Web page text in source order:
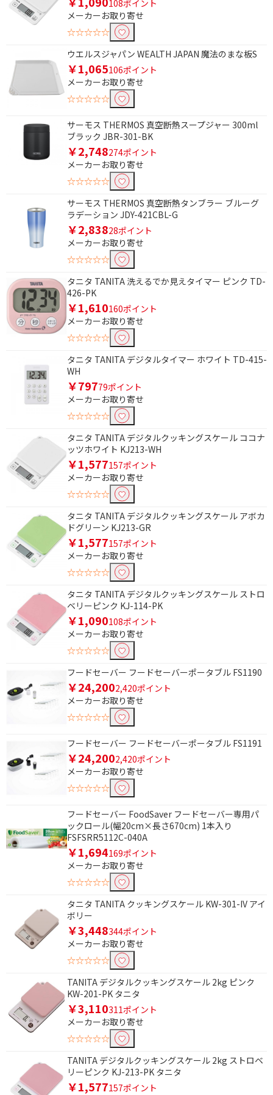
108ポイント
メーカーお取り寄せ
☆☆☆☆☆
ウエルスジャパン WEALTH JAPAN 魔法のまな板S
￥1,065106ポイント
メーカーお取り寄せ
☆☆☆☆☆
サーモス THERMOS 真空断熱スープジャー 300ml
ブラック JBR-301-BK
￥2,748274ポイント
メーカーお取り寄せ
☆☆☆☆☆
サーモス THERMOS 真空断熱タンブラー ブルーグ
ラデーション JDY-421CBL-G
￥2,83828ポイント
メーカーお取り寄せ
☆☆☆☆☆
タニタ TANITA 洗えるでか見えタイマー ピンク TD-
426-PK
￥1,610160ポイント
メーカーお取り寄せ
☆☆☆☆☆
タニタ TANITA デジタルタイマー ホワイト TD-415-
WH
￥79779ポイント
メーカーお取り寄せ
☆☆☆☆☆
タニタ TANITA デジタルクッキングスケール ココナ
ッツホワイト KJ213-WH
￥1,577157ポイント
メーカーお取り寄せ
☆☆☆☆☆
タニタ TANITA デジタルクッキングスケール アボカ
ドグリーン KJ213-GR
￥1,577157ポイント
メーカーお取り寄せ
☆☆☆☆☆
タニタ TANITA デジタルクッキングスケール ストロ
ベリーピンク KJ-114-PK
￥1,090108ポイント
メーカーお取り寄せ
☆☆☆☆☆
フードセーバー フードセーバーポータブル FS1190
￥24,2002,420ポイント
メーカーお取り寄せ
☆☆☆☆☆
フードセーバー フードセーバーポータブル FS1191
￥24,2002,420ポイント
メーカーお取り寄せ
☆☆☆☆☆
フードセーバー FoodSaver フードセーバー専用パ
ックロール(幅20cm×長さ670cm) 1本入り
FSFSRR5112C-040A
￥1,694169ポイント
メーカーお取り寄せ
☆☆☆☆☆
タニタ TANITA クッキングスケール KW-301-IV アイ
ボリー
￥3,448344ポイント
メーカーお取り寄せ
☆☆☆☆☆
TANITA デジタルクッキングスケール 2kg ピンク
KW-201-PK タニタ
￥3,110311ポイント
メーカーお取り寄せ
☆☆☆☆☆
TANITA デジタルクッキングスケール 2kg ストロベ
リーピンク KJ-213-PK タニタ
￥1,577157ポイント
フリーワードで絞り込む
除外する
除外する にチェックを入れると、指定したワード
を除外して検索します。
価格で絞り込む
円~
種類で絞り込む
クッキングスケール